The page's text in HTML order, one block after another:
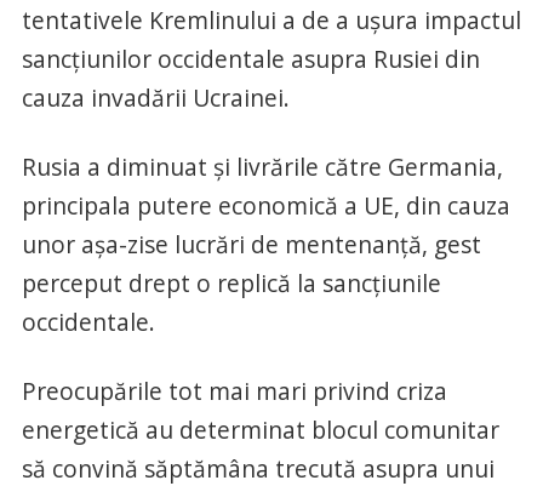
tentativele Kremlinului a de a uşura impactul
sancţiunilor occidentale asupra Rusiei din
cauza invadării Ucrainei.
Rusia a diminuat şi livrările către Germania,
principala putere economică a UE, din cauza
unor aşa-zise lucrări de mentenanţă, gest
perceput drept o replică la sancţiunile
occidentale.
Preocupările tot mai mari privind criza
energetică au determinat blocul comunitar
să convină săptămâna trecută asupra unui